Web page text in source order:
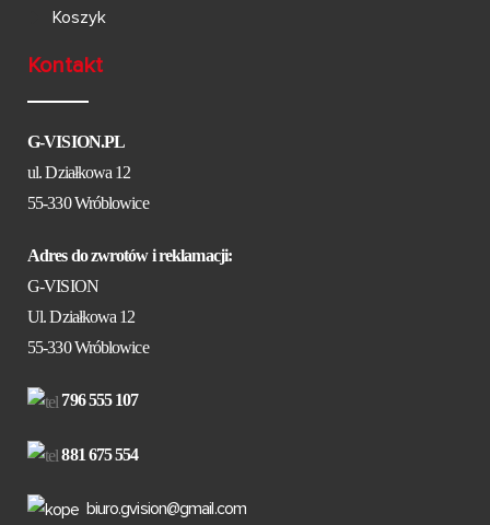
Koszyk
Kontakt
G-VISION.PL
ul. Działkowa 12
55-330 Wróblowice
Adres do zwrotów i reklamacji:
G-VISION
Ul. Działkowa 12
55-330 Wróblowice
796 555 107
881 675 554
biuro.gvision@gmail.com